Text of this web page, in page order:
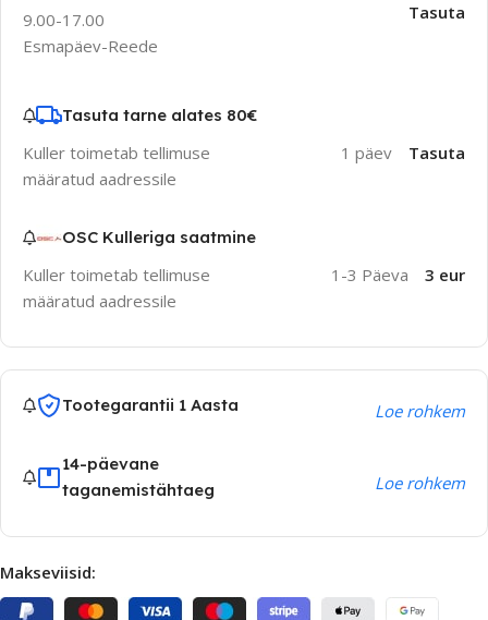
9.00-17.00
Esmapäev-Reede
Tasuta
Tasuta tarne alates 80€
Kuller toimetab tellimuse
määratud aadressile
1 päev Tasuta
OSC Kulleriga saatmine
Kuller toimetab tellimuse
määratud aadressile
1-3 Päeva 3 eur
Tootegarantii 1 Aasta Loe rohkem
14-päevane
taganemistähtaeg
Loe rohkem
Makseviisid: